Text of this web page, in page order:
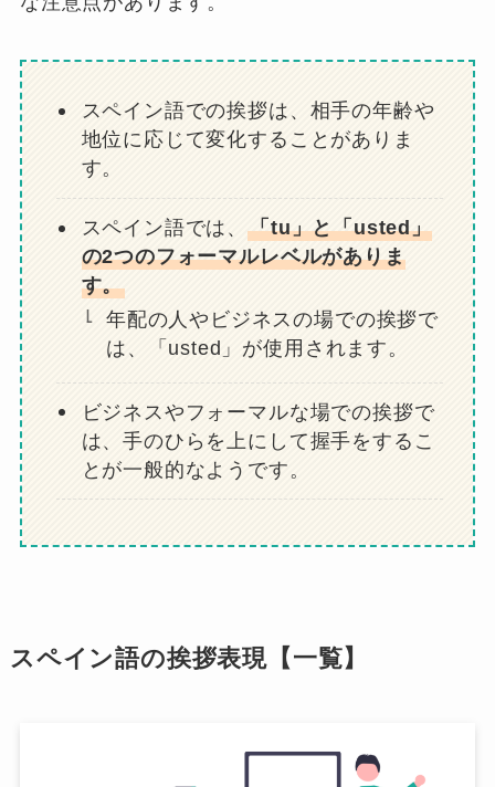
スペイン語での挨拶は、相手の年齢や
地位に応じて変化することがありま
す。
スペイン語では、「tu」と「usted」
の2つのフォーマルレベルがありま
す。
年配の人やビジネスの場での挨拶で
は、「usted」が使用されます。
ビジネスやフォーマルな場での挨拶で
は、手のひらを上にして握手をするこ
とが一般的なようです。
スペイン語の挨拶表現【一覧】